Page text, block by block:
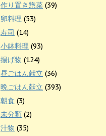
作り置き惣菜 (39)
卵料理 (53)
寿司 (14)
小鉢料理 (93)
揚げ物 (124)
昼ごはん献立 (36)
晩ごはん献立 (393)
朝食 (3)
未分類 (2)
汁物 (35)